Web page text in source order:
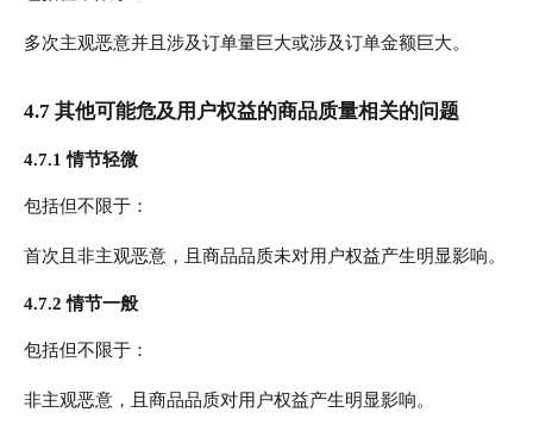
多次主观恶意并且涉及订单量巨大或涉及订单金额巨大。
4.7 其他可能危及用户权益的商品质量相关的问题
4.7.1 情节轻微
包括但不限于：
首次且非主观恶意，且商品品质未对用户权益产生明显影响。
4.7.2 情节一般
包括但不限于：
非主观恶意，且商品品质对用户权益产生明显影响。